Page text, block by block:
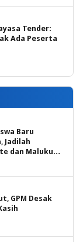
Tender:
Ada Peserta
Baru
Jadilah
dan Maluku
GPM Desak